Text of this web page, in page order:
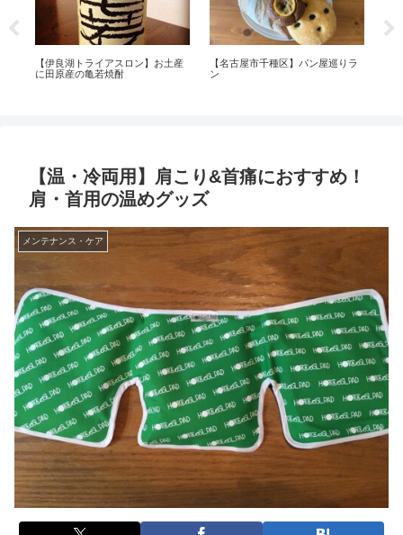
【伊良湖トライアスロン】お土産
に田原産の亀若焼酎
【名古屋市千種区】パン屋巡りラ
ン
【温・冷両用】肩こり&首痛におすすめ！
肩・首用の温めグッズ
メンテナンス・ケア